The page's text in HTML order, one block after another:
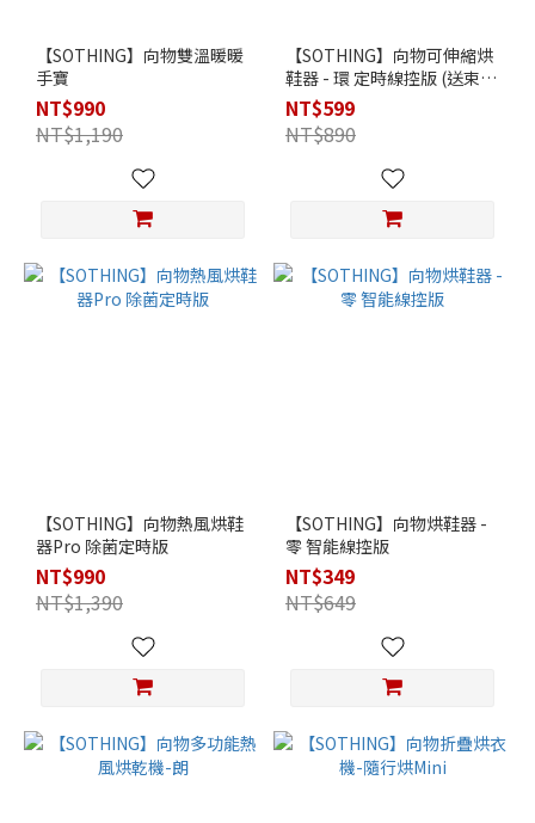
【SOTHING】向物雙溫暖暖
手寶
NT$990
NT$1,190
【SOTHING】向物可伸縮烘
鞋器 - 環 定時線控版 (送束口
袋)
NT$599
NT$890
【SOTHING】向物熱風烘鞋
器Pro 除菌定時版
NT$990
NT$1,390
【SOTHING】向物烘鞋器 -
零 智能線控版
NT$349
NT$649